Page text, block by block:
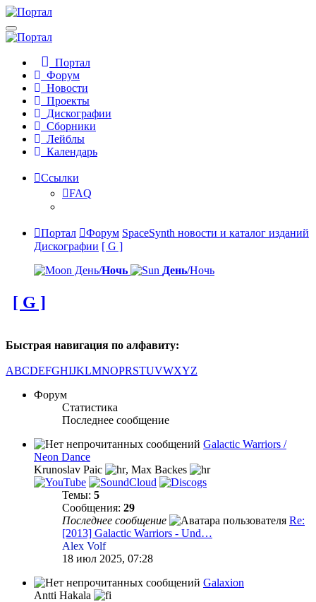
Портал
Форум
Новости
Проекты
Дискографии
Сборники
Лейблы
Календарь
Ссылки
FAQ
Портал Форум SpaceSynth новости и каталог изданий
Дискографии [ G ]
День/Ночь День/Ночь
[ G ]
Быстрая навигация по алфавиту:
ABCDEFGHIJKLMNOPRSTUVWXYZ
Форум
Статистика
Последнее сообщение
Galactic Warriors /
Neon Dance
Krunoslav Paic
, Max Backes
Темы: 5
Сообщения: 29
Последнее сообщение
Re:
[2013] Galactic Warriors - Und…
Alex Volf
18 июл 2025, 07:28
Galaxion
Antti Hakala